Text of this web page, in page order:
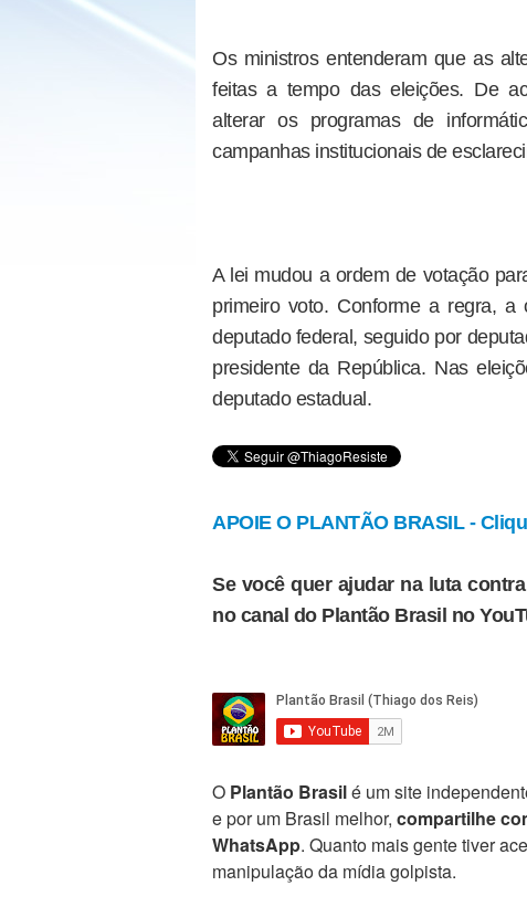
Os ministros entenderam que as
feitas a tempo das eleições. De
alterar os programas de
campanhas institucionais de
A lei mudou a ordem de votação
primeiro voto. Conforme a regra,
deputado federal, seguido por
presidente da República. Nas
deputado estadual.
APOIE O PLANTÃO BRASIL -
Se você quer ajudar na luta
no canal do Plantão Brasil no
O Plantão Brasilé um site
e por um Brasil melhor, compartilhe
WhatsApp. Quanto mais gente tiver
manipulação da mídia golpista.